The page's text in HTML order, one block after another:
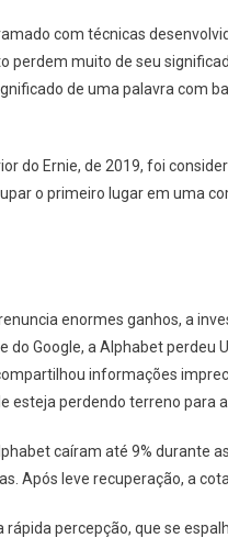
com técnicas
perdem muito de seu
de uma palavra com
do Ernie, de 2019, foi
o primeiro lugar em uma
enormes ganhos, a
do Google, a Alphabet perdeu
informações
esteja perdendo terreno para
caíram até 9% durante
Após leve recuperação, a
rápida percepção, que se